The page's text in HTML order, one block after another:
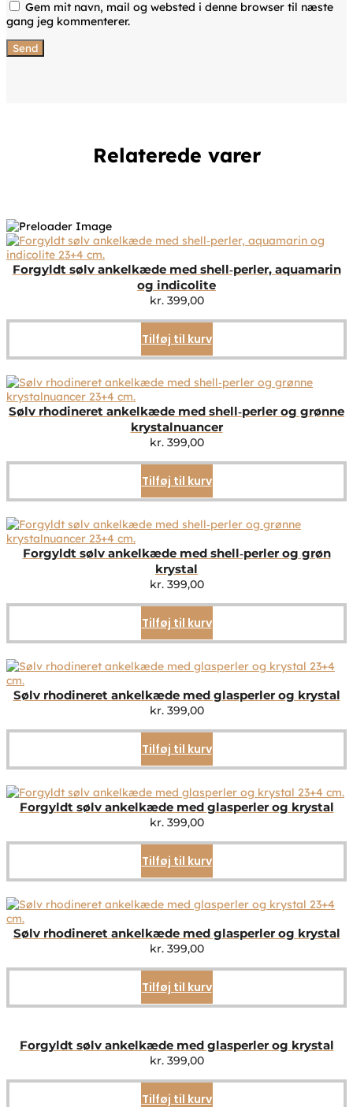
Gem mit navn, mail og websted i denne browser til næste
gang jeg kommenterer.
Relaterede varer
Forgyldt sølv ankelkæde med shell‑perler, aquamarin
og indicolite
kr.399,00
Tilføj til kurv
Sølv rhodineret ankelkæde med shell‑perler og grønne
krystalnuancer
kr.399,00
Tilføj til kurv
Forgyldt sølv ankelkæde med shell‑perler og grøn
krystal
kr.399,00
Tilføj til kurv
Sølv rhodineret ankelkæde med glasperler og krystal
kr.399,00
Tilføj til kurv
Forgyldt sølv ankelkæde med glasperler og krystal
kr.399,00
Tilføj til kurv
Sølv rhodineret ankelkæde med glasperler og krystal
kr.399,00
Tilføj til kurv
Forgyldt sølv ankelkæde med glasperler og krystal
kr.399,00
Tilføj til kurv